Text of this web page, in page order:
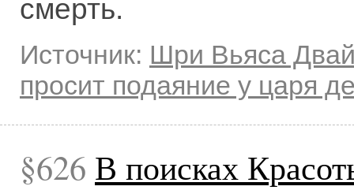
смерть.
Источник: Шри Вьяса
просит подаяние у царя
626 В поисках